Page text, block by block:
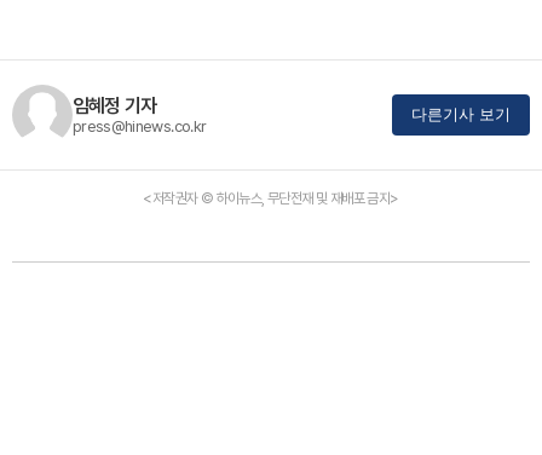
임혜정 기자
press@hinews.co.kr
다른기사 보기
<저작권자 © 하이뉴스, 무단전재 및 재배포 금지>